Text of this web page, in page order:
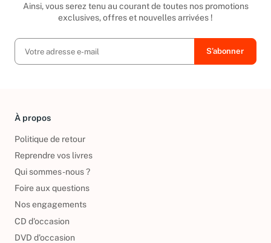
Ainsi, vous serez tenu au courant de toutes nos promotions
exclusives, offres et nouvelles arrivées !
À propos
Politique de retour
Reprendre vos livres
Qui sommes-nous ?
Foire aux questions
Nos engagements
CD d'occasion
DVD d'occasion